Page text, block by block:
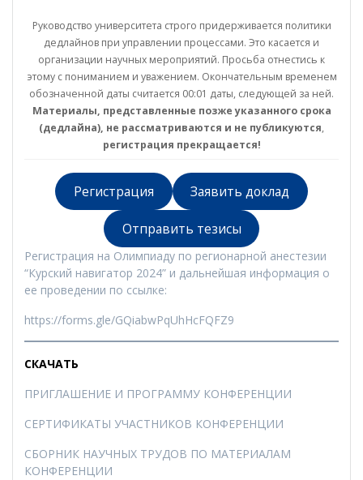
Руководство университета строго придерживается политики
дедлайнов при управлении процессами. Это касается и
организации научных мероприятий. Просьба отнестись к
этому с пониманием и уважением. Окончательным временем
обозначенной даты считается 00:01 даты, следующей за ней.
Материалы, представленные позже указанного срока
(дедлайна), не рассматриваются и не публикуются,
регистрация прекращается!
Регистрация Заявить доклад
Отправить тезисы
Регистрация на Олимпиаду по регионарной анестезии
“Курский навигатор 2024” и дальнейшая информация о
ее проведении по ссылке:
https://forms.gle/GQiabwPqUhHcFQFZ9
СКАЧАТЬ
ПРИГЛАШЕНИЕ И ПРОГРАММУ КОНФЕРЕНЦИИ
СЕРТИФИКАТЫ УЧАСТНИКОВ КОНФЕРЕНЦИИ
СБОРНИК НАУЧНЫХ ТРУДОВ ПО МАТЕРИАЛАМ
КОНФЕРЕНЦИИ